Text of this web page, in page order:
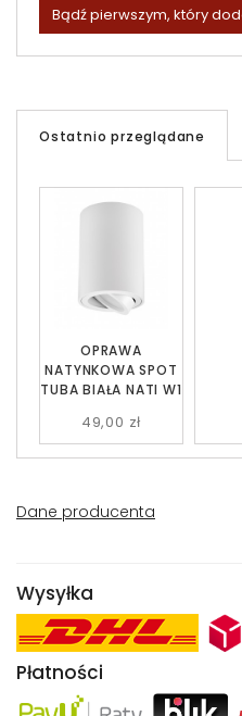
Bądź pierwszym, który
Ostatnio przeglądane
OPRAWA
NATYNKOWA SPOT
TUBA BIAŁA NATI W1
49,00 zł
Dane producenta
Wysyłka
Płatności